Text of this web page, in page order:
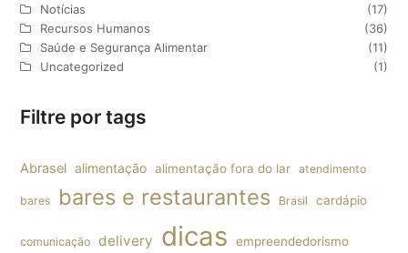
Notícias
(17)
Recursos Humanos
(36)
Saúde e Segurança Alimentar
(11)
Uncategorized
(1)
Filtre por tags
Abrasel alimentação alimentação fora do lar atendimento
bares bares e restaurantes Brasil cardápio
comunicação delivery dicas empreendedorismo